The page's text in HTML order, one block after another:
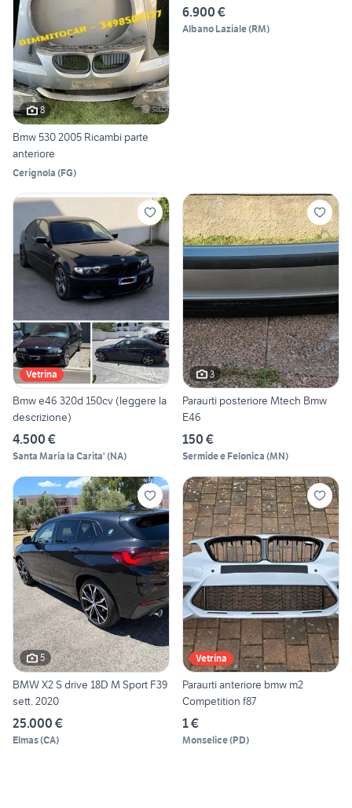
8
Bmw 530 2005 Ricambi parte
anteriore
Cerignola (FG)
6.900 €
Albano Laziale(RM)
Vetrina
Bmw e46 320d 150cv (leggere la
descrizione)
4.500 €
Santa Maria la Carita' (NA)
3
Paraurti posteriore Mtech Bmw
E46
150 €
Sermide e Felonica (MN)
5
BMW X2 S drive 18D M Sport F39
sett. 2020
25.000 €
Elmas(CA)
Vetrina
Paraurti anteriore bmw m2
Competition f87
1 €
Monselice(PD)